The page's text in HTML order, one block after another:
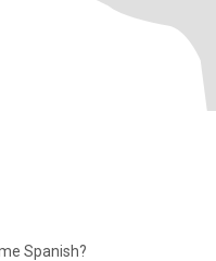
Spanish?